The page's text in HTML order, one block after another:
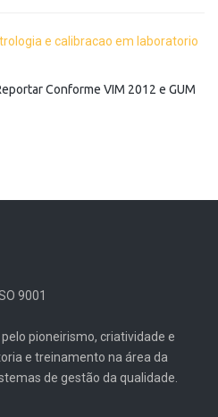
Conforme VIM 2012 e GUM
pioneirismo, criatividade e
e treinamento na área da
de gestão da qualidade.